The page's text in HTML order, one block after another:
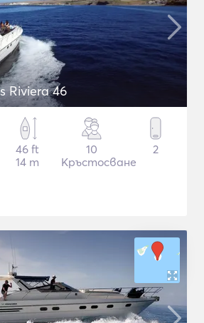
Riviera 46
46 ft
14 m
10
Кръстосване
2